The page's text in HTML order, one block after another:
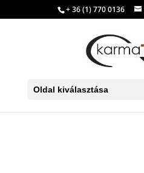
+ 36 (1) 770 0136
Oldal kiválasztása